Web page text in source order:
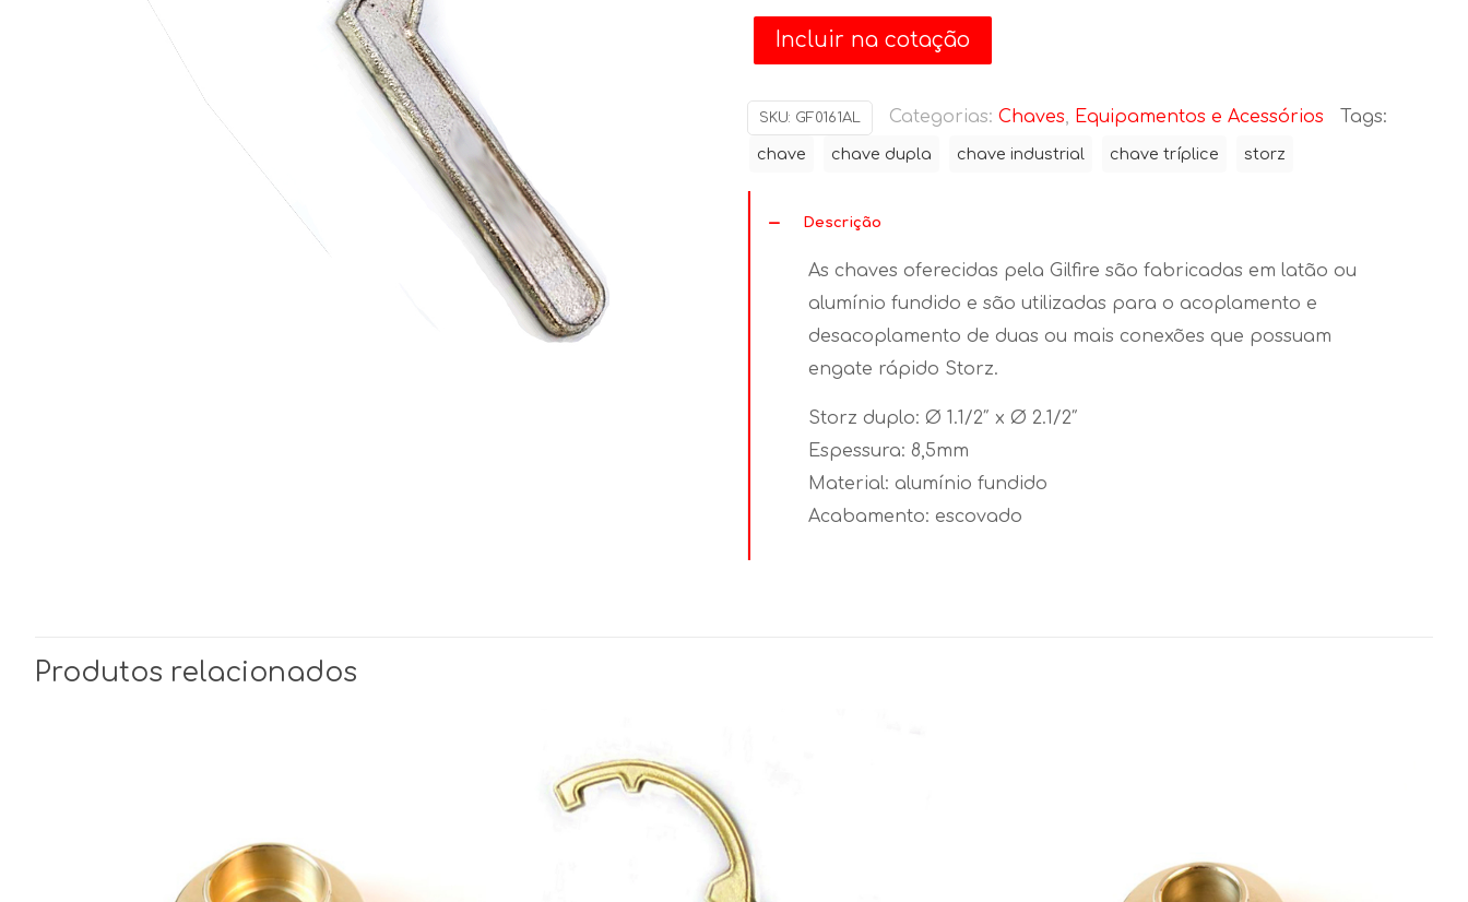
Incluir na cotação
SKU: GF0161AL Categorias: Chaves, Equipamentos e Acessórios Tags:
chave chave dupla chave industrial chave tríplice storz
Descrição
As chaves oferecidas pela Gilfire são fabricadas em latão ou
alumínio fundido e são utilizadas para o acoplamento e
desacoplamento de duas ou mais conexões que possuam
engate rápido Storz.
Storz duplo: Ø 1.1/2″ x Ø 2.1/2″
Espessura: 8,5mm
Material: alumínio fundido
Acabamento: escovado
Produtos relacionados